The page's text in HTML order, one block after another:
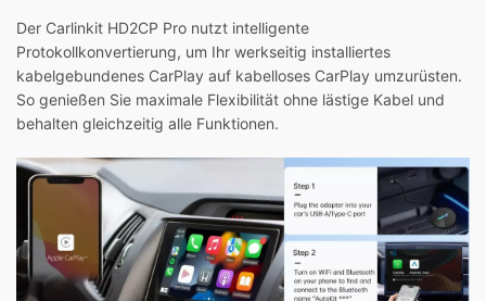
Der Carlinkit HD2CP Pro nutzt intelligente
Protokollkonvertierung, um Ihr werkseitig installiertes
kabelgebundenes CarPlay auf kabelloses CarPlay umzurüsten.
So genießen Sie maximale Flexibilität ohne lästige Kabel und
behalten gleichzeitig alle Funktionen.